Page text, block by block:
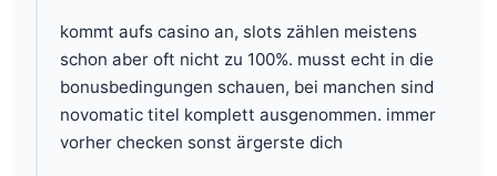
kommt aufs casino an, slots zählen meistens
schon aber oft nicht zu 100%. musst echt in die
bonusbedingungen schauen, bei manchen sind
novomatic titel komplett ausgenommen. immer
vorher checken sonst ärgerste dich